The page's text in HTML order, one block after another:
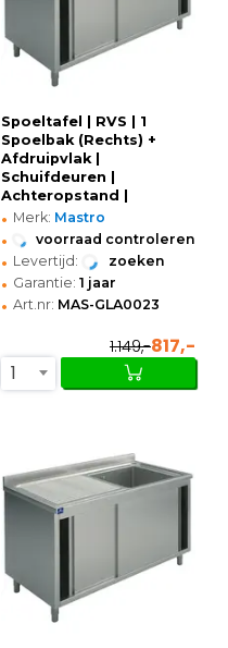
Spoeltafel | RVS | 1
Spoelbak (Rechts) +
Afdruipvlak |
Schuifdeuren |
Achteropstand |
Voorgemonteerd |
1200x600x850/950(h)mm
• Merk: Mastro
• voorraad controleren
• Levertijd: zoeken
• Garantie: 1 jaar
• Art.nr: MAS-GLA0023
1.149,-817,-
1